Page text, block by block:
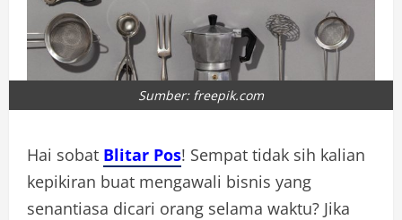
Sumber: freepik.com
Hai sobat Blitar Pos! Sempat tidak sih kalian
kepikiran buat mengawali bisnis yang
senantiasa dicari orang selama waktu? Jika